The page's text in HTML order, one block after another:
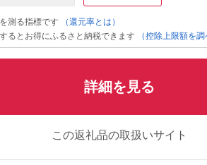
測る指標です
（還元率とは）
るとお得にふるさと納税できます
（控除上限額を調
詳細を見る
この返礼品の取扱いサイト